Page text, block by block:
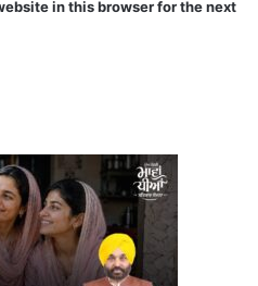
in this browser for the next